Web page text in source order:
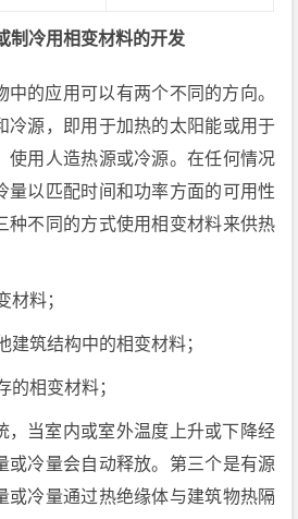
制冷用相变材料的开发
中的应用可以有两个不同的方向。
冷源，即用于加热的太阳能或用于
使用人造热源或冷源。在任何情况
量以匹配时间和功率方面的可用性
种不同的方式使用相变材料来供热
材料；
建筑结构中的相变材料；
的相变材料；
，当室内或室外温度上升或下降经
或冷量会自动释放。第三个是有源
或冷量通过热绝缘体与建筑物热隔